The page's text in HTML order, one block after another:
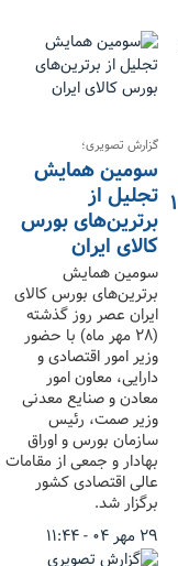
گزارش تصویری؛
سومین همایش
تجلیل از
برترین‌های بورس
کالای ایران
سومین همایش
برترین‌های بورس کالای
ایران عصر روز گذشته
(۲۸ مهر ماه) با حضور
وزیر امور اقتصادی و
دارایی، معاون امور
معادن و صنایع معدنی
وزیر صمت، رئیس
سازمان بورس و اوراق
بهادار و جمعی از مقامات
عالی اقتصادی کشور
برگزار شد.
۲۹ مهر ۰۴ - ۱۱:۴۴